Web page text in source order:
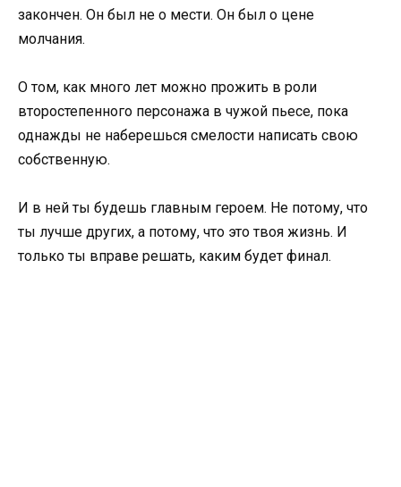
закончен. Он был не о мести. Он был о цене
молчания.
О том, как много лет можно прожить в роли
второстепенного персонажа в чужой пьесе, пока
однажды не наберешься смелости написать свою
собственную.
И в ней ты будешь главным героем. Не потому, что
ты лучше других, а потому, что это твоя жизнь. И
только ты вправе решать, каким будет финал.